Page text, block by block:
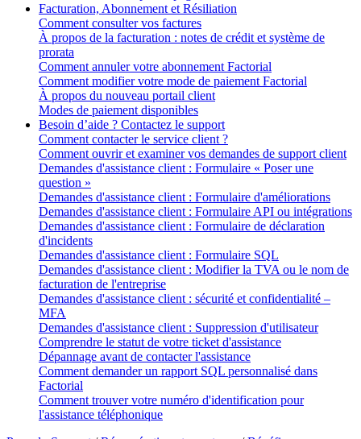
Facturation, Abonnement et Résiliation
Comment consulter vos factures
À propos de la facturation : notes de crédit et système de
prorata
Comment annuler votre abonnement Factorial
Comment modifier votre mode de paiement Factorial
À propos du nouveau portail client
Modes de paiement disponibles
Besoin d’aide ? Contactez le support
Comment contacter le service client ?
Comment ouvrir et examiner vos demandes de support client
Demandes d'assistance client : Formulaire « Poser une
question »
Demandes d'assistance client : Formulaire d'améliorations
Demandes d'assistance client : Formulaire API ou intégrations
Demandes d'assistance client : Formulaire de déclaration
d'incidents
Demandes d'assistance client : Formulaire SQL
Demandes d'assistance client : Modifier la TVA ou le nom de
facturation de l'entreprise
Demandes d'assistance client : sécurité et confidentialité –
MFA
Demandes d'assistance client : Suppression d'utilisateur
Comprendre le statut de votre ticket d'assistance
Dépannage avant de contacter l'assistance
Comment demander un rapport SQL personnalisé dans
Factorial
Comment trouver votre numéro d'identification pour
l'assistance téléphonique